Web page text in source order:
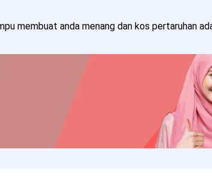
membuat anda menang dan kos pertaruhan